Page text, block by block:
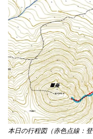
本日の行程図（赤色点線：